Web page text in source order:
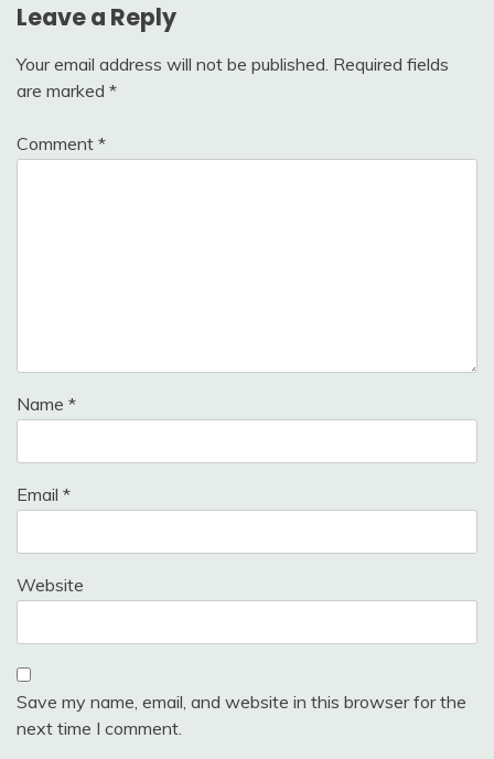
Leave a Reply
Your email address will not be published. Required fields
are marked *
Comment *
Name *
Email *
Website
Save my name, email, and website in this browser for the
next time I comment.